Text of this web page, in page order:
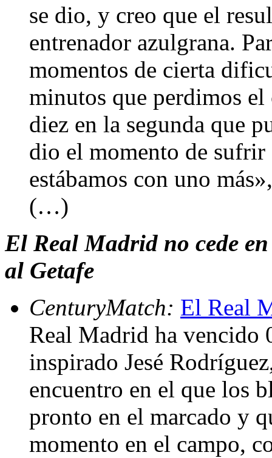
se dio, y creo que el
entrenador azulgrana.
momentos de cierta
minutos que perdimos
diez en la segunda que
dio el momento de
estábamos con uno
(…)
El Real Madrid no cede
al Getafe
CenturyMatch: El Real
Real Madrid ha vencido
inspirado Jesé
encuentro en el que los
pronto en el marcado y
momento en el campo,